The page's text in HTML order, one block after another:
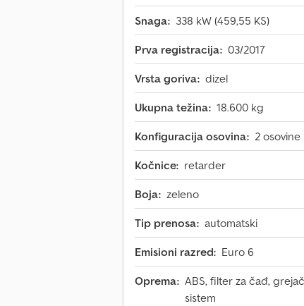
Snaga: 338 kW (459,55 KS)
Prva registracija: 03/2017
Vrsta goriva: dizel
Ukupna težina: 18.600 kg
Konfiguracija osovina: 2 osovine
Kočnice: retarder
Boja: zeleno
Tip prenosa: automatski
Emisioni razred: Euro 6
Oprema: ABS, filter za čađ,
sistem